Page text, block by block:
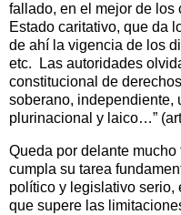
fallado, en el mejor de los
Estado caritativo, que da
de ahí la vigencia de los
etc.
Las autoridades
constitucional de
soberano, independiente,
plurinacional y laico…”
Queda por delante
cumpla su tarea
político y legislativo serio,
que supere las